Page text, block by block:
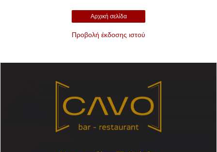
Αρχική σελίδα
Προβολή έκδοσης ιστού